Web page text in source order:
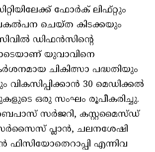
ഫോര്‍ക് ലിഫ്റ്റും
ചെയ്ത കിടക്കയും
ഡിഫന്‍സിന്റെ
യുവാവിനെ
ചികിത്സാ പദ്ധതിയും
30 മെഡിക്കല്‍
ഒരു സംഘം രൂപീകരിച്ചു.
സര്‍ജറി, കസ്റ്റമൈസ്ഡ്
പ്ലാന്‍, ചലനശേഷി
ഫിസിയോതെറാപ്പി എന്നിവ